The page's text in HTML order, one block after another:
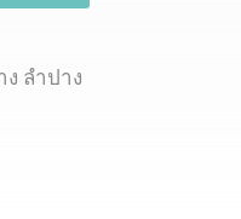
ลำปาง